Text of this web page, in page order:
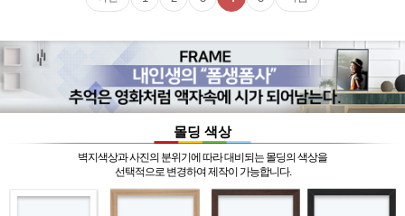
몰딩 색상
벽지색상과 사진의 분위기에 따라 대비되는 몰딩의 색상을
선택적으로 변경하여 제작이 가능합니다.